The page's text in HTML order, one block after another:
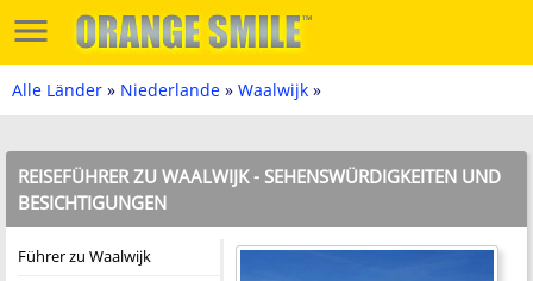
Alle Länder » Niederlande » Waalwijk »
REISEFÜHRER ZU WAALWIJK - SEHENSWÜRDIGKEITEN UND
BESICHTIGUNGEN
Führer zu Waalwijk